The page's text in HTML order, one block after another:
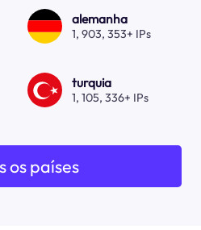
alemanha
1, 903, 353+ IPs
turquia
1, 105, 336+ IPs
os países